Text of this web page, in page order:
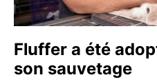
Fluffer a été
son sauvetage